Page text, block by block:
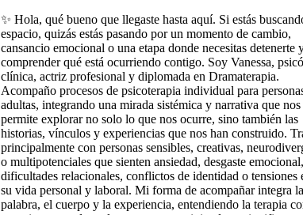
✨ Hola, qué bueno que llegaste hasta aquí. Si estás
espacio, quizás estás pasando por un momento de cambio,
cansancio emocional o una etapa donde necesitas detenerte
comprender qué está ocurriendo contigo. Soy Vanessa,
clínica, actriz profesional y diplomada en Dramaterapia.
Acompaño procesos de psicoterapia individual para
adultas, integrando una mirada sistémica y narrativa que nos
permite explorar no solo lo que nos ocurre, sino también las
historias, vínculos y experiencias que nos han construido.
principalmente con personas sensibles, creativas,
o multipotenciales que sienten ansiedad, desgaste emocional,
dificultades relacionales, conflictos de identidad o tensiones
su vida personal y laboral. Mi forma de acompañar integra la
palabra, el cuerpo y la experiencia, entendiendo la terapia